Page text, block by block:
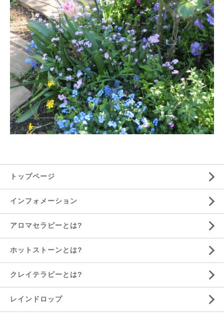
トップページ
インフォメーション
アロマセラピーとは?
ホットストーンとは?
クレイテラピーとは?
レインドロップ